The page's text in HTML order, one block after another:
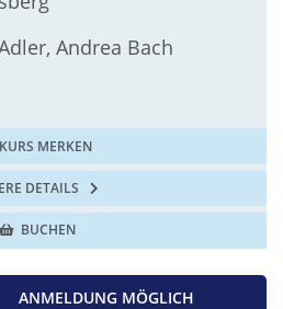
Andrea Bach
KURS MERKEN
DETAILS
BUCHEN
ANMELDUNG MÖGLICH